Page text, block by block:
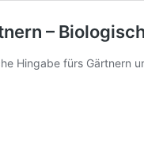
–
Hingabe fürs Gärtnern